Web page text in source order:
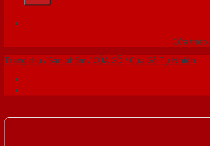
Cửa
Trang chủ /Sản phẩm /CỬA GỖ /Cửa Gỗ Tự Nhiên